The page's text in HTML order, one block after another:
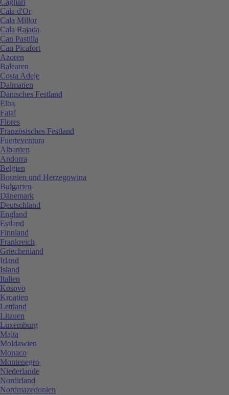
Cala d'Or
Cala Millor
Cala Rajada
Can Pastilla
Can Picafort
Azoren
Balearen
Costa Adeje
Dalmatien
Dänisches Festland
Elba
Faial
Flores
Französisches Festland
Fuerteventura
Albanien
Andorra
Belgien
Bosnien und Herzegowina
Bulgarien
Dänemark
Deutschland
England
Estland
Finnland
Frankreich
Griechenland
Irland
Island
Italien
Kosovo
Kroatien
Lettland
Litauen
Luxemburg
Malta
Moldawien
Monaco
Montenegro
Niederlande
Nordirland
Nordmazedonien